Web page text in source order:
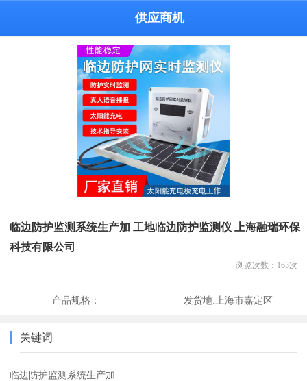
供应商机
临边防护监测系统生产加 工地临边防护监测仪 上海融瑞环保
科技有限公司
浏览次数： 163次
产品规格： 发货地:上海市嘉定区
关键词
临边防护监测系统生产加